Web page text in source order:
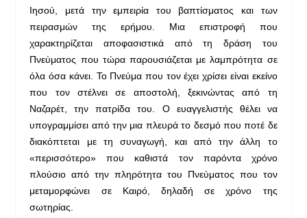
Ιησού, μετά την εμπειρία του βαπτίσματος και των
πειρασμών της ερήμου. Μια επιστροφή που
χαρακτηρίζεται αποφασιστικά από τη δράση του
Πνεύματος που τώρα παρουσιάζεται με λαμπρότητα σε
όλα όσα κάνει. Το Πνεύμα που τον έχει χρίσει είναι εκείνο
που τον στέλνει σε αποστολή, ξεκινώντας από τη
Ναζαρέτ, την πατρίδα του. Ο ευαγγελιστής θέλει να
υπογραμμίσει από την μια πλευρά το δεσμό που ποτέ δε
διακόπτεται με τη συναγωγή, και από την άλλη το
«περισσότερο» που καθιστά τον παρόντα χρόνο
πλούσιο από την πληρότητα του Πνεύματος που τον
μεταμορφώνει σε Καιρό, δηλαδή σε χρόνο της
σωτηρίας.